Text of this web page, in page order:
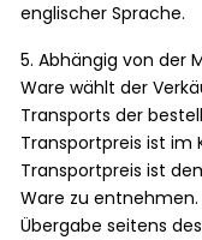
englischer Sprache.
5. Abhängig von der
Ware wählt der
Transports der
Transportpreis ist im
Transportpreis ist
Ware zu
Übergabe seitens